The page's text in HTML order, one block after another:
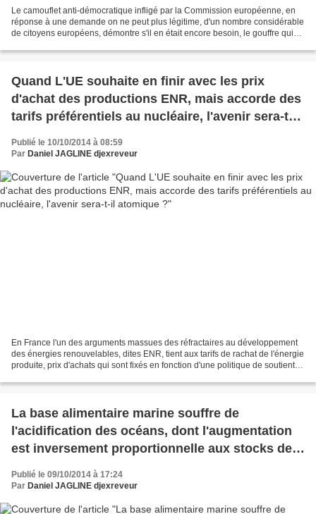
Le camouflet anti-démocratique infligé par la Commission européenne, en
réponse à une demande on ne peut plus légitime, d'un nombre considérable
de citoyens européens, démontre s'il en était encore besoin, le gouffre qui
Quand L'UE souhaite en finir avec les prix
d'achat des productions ENR, mais accorde des
tarifs préférentiels au nucléaire, l'avenir sera-t-il
atomique ?
Publié le 10/10/2014 à 08:59
Par Daniel JAGLINE djexreveur
En France l'un des arguments massues des réfractaires au développement
des énergies renouvelables, dites ENR, tient aux tarifs de rachat de l'énergie
produite, prix d'achats qui sont fixés en fonction d'une politique de soutient
La base alimentaire marine souffre de
l'acidification des océans, dont l'augmentation
est inversement proportionnelle aux stocks de
Publié le 09/10/2014 à 17:24
Par Daniel JAGLINE djexreveur